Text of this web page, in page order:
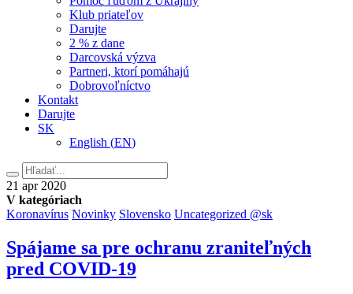
Klub priateľov
Darujte
2 % z dane
Darcovská výzva
Partneri, ktorí pomáhajú
Dobrovoľníctvo
Kontakt
Darujte
SK
English (EN)
Hľadať
21 apr 202021.
apríla
2020
V kategóriach
Koronavírus Novinky Slovensko Uncategorized @sk
Spájame sa pre ochranu zraniteľných
pred COVID-19